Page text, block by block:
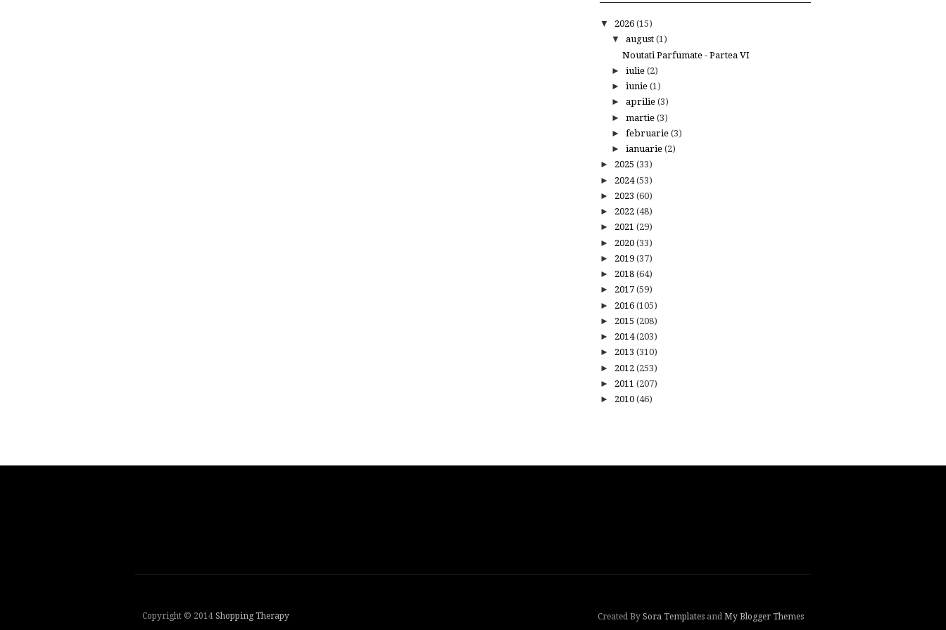
▼ 2026 (15)
▼ august (1)
Noutati Parfumate - Partea VI
► iulie (2)
► iunie (1)
► aprilie (3)
► martie (3)
► februarie (3)
► ianuarie (2)
► 2025 (33)
► 2024(53)
► 2023 (60)
► 2022 (48)
► 2021 (29)
► 2020 (33)
► 2019 (37)
► 2018 (64)
► 2017 (59)
► 2016 (105)
► 2015 (208)
► 2014(203)
► 2013 (310)
► 2012 (253)
► 2011 (207)
► 2010 (46)
Copyright © 2014 Shopping Therapy Created By Sora Templates and My Blogger Themes